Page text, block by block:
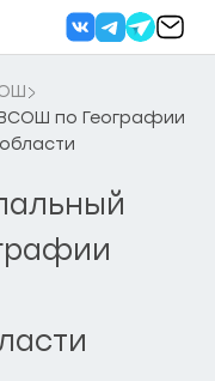
ВСОШ по Географии